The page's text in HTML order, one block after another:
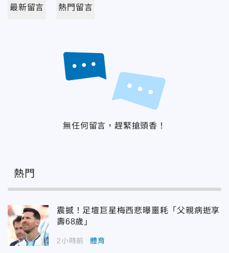
最新留言 熱門留言
無任何留言，趕緊搶頭香！
熱門
震撼！足壇巨星梅西悲曝噩耗「父親病逝享
壽68歲」
2小時前 體育